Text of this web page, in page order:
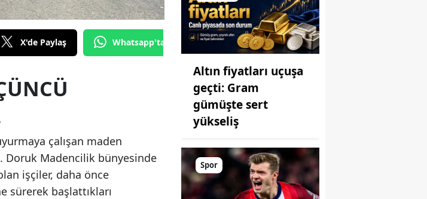
X'de Paylaş Whatsapp'tan Gönder
çalışan maden
Madencilik bünyesinde
işçiler, daha önce
sürerek başlattıkları
Altın fiyatları uçuşa
geçti: Gram
gümüşte sert
yükseliş
Spor